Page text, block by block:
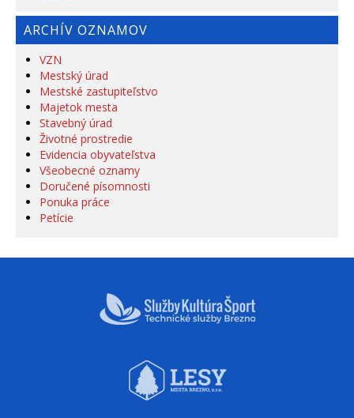
ARCHÍV OZNAMOV
VZN
Mestský úrad
Mestské zastupiteľstvo
Majetok mesta
Stavebný úrad
Životné prostredie
Evidencia obyvateľstva
Všeobecné oznamy
Doručené písomnosti
Ponuka práce
Petície